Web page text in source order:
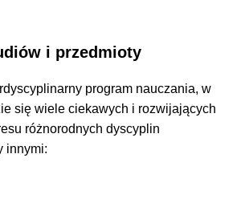
i przedmioty
program nauczania, w
się wiele ciekawych i rozwijających
różnorodnych dyscyplin
innymi: